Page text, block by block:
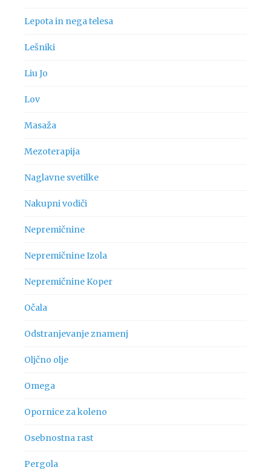
Lepota in nega telesa
Lešniki
Liu Jo
Lov
Masaža
Mezoterapija
Naglavne svetilke
Nakupni vodiči
Nepremičnine
Nepremičnine Izola
Nepremičnine Koper
Očala
Odstranjevanje znamenj
Oljčno olje
Omega
Opornice za koleno
Osebnostna rast
Pergola